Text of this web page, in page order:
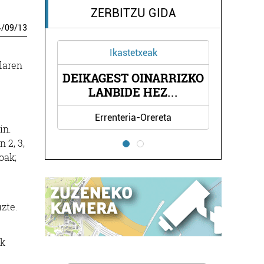
/09/13
2, 3,
ZERBITZU GIDA
Ikastetxeak
DEIKAGEST OINARRIZKO
LANBIDE HEZ...
Errenteria-Orereta